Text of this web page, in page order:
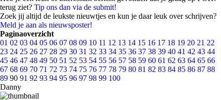
terug ziet? Tip ons dan via de submit!
Zoek jij altijd de leukste nieuwtjes en kun je daar leuk over schrijven?
Meld je aan als nieuwsposter!
Paginaoverzicht
01 02 03 04 05 06 07 08 09 10 11 12 13 14 15 16 17 18 19 20 21 22
23 24 25 26 27 28 29 30 31 32 33 34 35 36 37 38 39 40 41 42 43 44
45 46 47 48 49 50 51 52 53 54 55 56 57 58 59 60 61 62 63 64 65 66
67 68 69 70 71 72 73 74 75 76 77 78 79 80 81 82 83 84 85 86 87 88
89 90 91 92 93 94 95 96 97 98 99 100
Danny